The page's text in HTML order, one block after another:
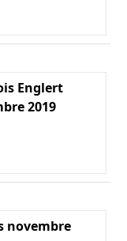
Englert
2019
novembre